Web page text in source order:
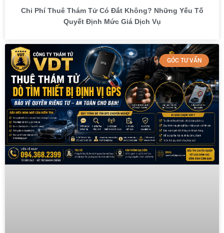
Chi Phí Thuê Thám Tử Có Đắt Không? Những Yếu Tố
Quyết Định Mức Giá Dịch Vụ
GÓC TƯ VẤN